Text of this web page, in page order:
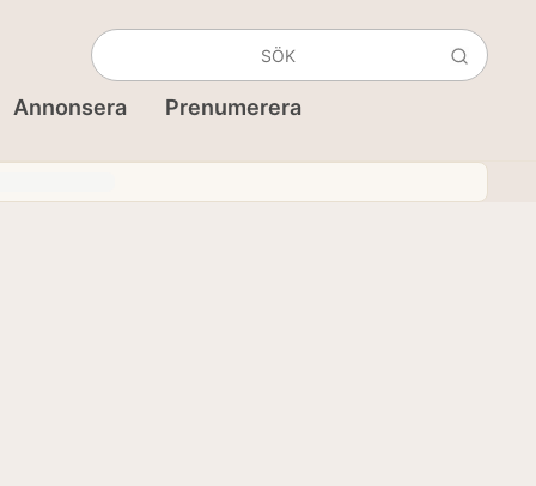
Annonsera Prenumerera